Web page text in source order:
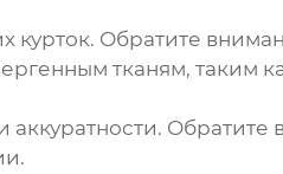
курток. Обратите
тканям, таким